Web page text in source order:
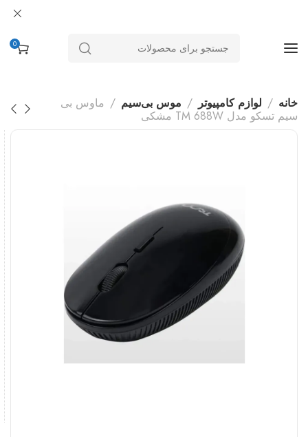
0
خانه لوازم کامپیوتر موس بی‌سیم
ماوس بی
سیم تسکو مدل TM 688W مشکی